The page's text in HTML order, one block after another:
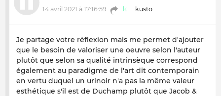
14 avril 2021 à 17:16:59 kusto
Je partage votre réflexion mais me permet d'ajouter
que le besoin de valoriser une oeuvre selon l'auteur
plutôt que selon sa qualité intrinsèque correspond
également au paradigme de l'art dit contemporain
en vertu duquel un urinoir n'a pas la même valeur
esthétique s'il est de Duchamp plutôt que Jacob &